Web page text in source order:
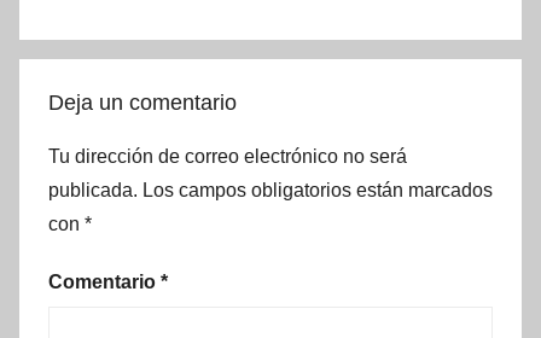
Deja un comentario
Tu dirección de correo electrónico no será
publicada. Los campos obligatorios están marcados
con *
Comentario *